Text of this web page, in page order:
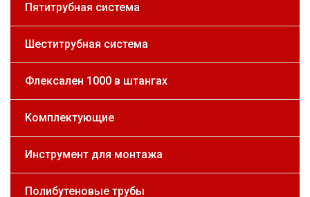
Пятитрубная система
Шеститрубная система
Флексален 1000 в штангах
Комплектующие
Инструмент для монтажа
Полибутеновые трубы